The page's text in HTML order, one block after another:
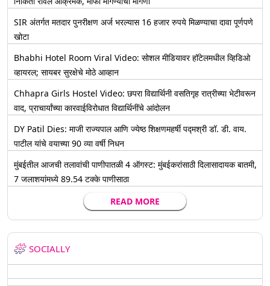
SIR अंतर्गत मतदार पुनरीक्षण अर्ज भरल्यास 16 हजार रुपये मिळण्याचा दावा पूर्णपणे
खोटा
Bhabhi Hotel Room Viral Video: सोशल मीडियावर हॉटेलमधील व्हिडिओ
व्हायरल; सायबर सुरक्षेचे मोठे आव्हान
Chhapra Girls Hostel Video: छपरा विद्यार्थिनी वसतिगृह रात्रीच्या भेटीवरून
वाद, प्राचार्यांच्या कारवाईविरोधात विद्यार्थिनींचे आंदोलन
DY Patil Dies: माजी राज्यपाल आणि ज्येष्ठ शिक्षणमहर्षी पद्मश्री डॉ. डी. वाय.
पाटील यांचे वयाच्या 90 व्या वर्षी निधन
मुंबईतील आजची तलावांची पाणीपातळी 4 ऑगस्ट: मुंबईकरांसाठी दिलासादायक बातमी,
7 जलाशयांमध्ये 89.54 टक्के पाणीसाठा
READ MORE
SOCIALLY